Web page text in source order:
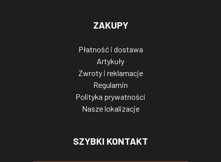
ZAKUPY
Płatność i dostawa
Artykuły
Zwroty i reklamacje
Regulamin
Polityka prywatności
Nasze lokalizacje
SZYBKI KONTAKT